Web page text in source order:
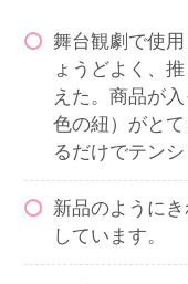
舞台観劇で使
ょうどよく、
えた。商品が
色の紐）がと
るだけでテン
新品のように
しています。